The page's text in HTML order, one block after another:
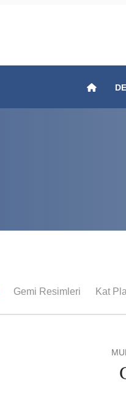
Gemi Resimleri Kat